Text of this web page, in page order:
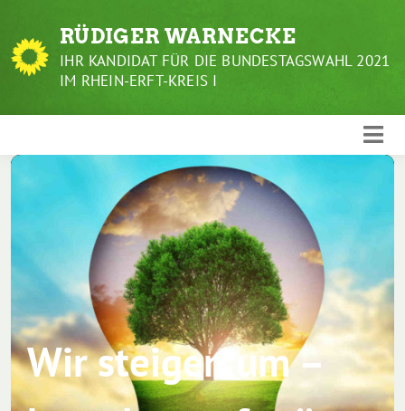
zum
Inhalt
RÜDIGER WARNECKE
IHR KANDIDAT FÜR DIE BUNDESTAGSWAHL 2021
IM RHEIN-ERFT-KREIS I
Wir steigen um –